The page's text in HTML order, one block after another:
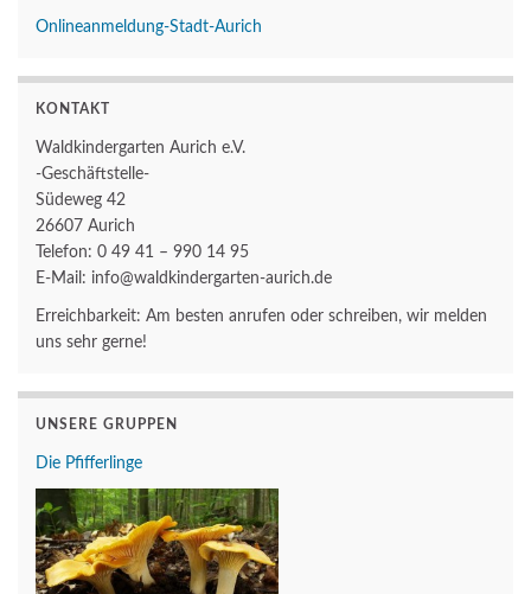
Onlineanmeldung-Stadt-Aurich
KONTAKT
Waldkindergarten Aurich e.V.
-Geschäftstelle-
Südeweg 42
26607 Aurich
Telefon: 0 49 41 – 990 14 95
E-Mail: info@waldkindergarten-aurich.de
Erreichbarkeit: Am besten anrufen oder schreiben, wir melden
uns sehr gerne!
UNSERE GRUPPEN
Die Pfifferlinge